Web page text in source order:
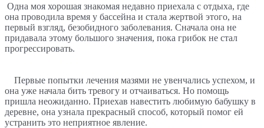
Одна моя хорошая знакомая недавно приехала с отдыха, где
она проводила время у бассейна и стала жертвой этого, на
первый взгляд, безобидного заболевания. Сначала она не
придавала этому большого значения, пока грибок не стал
прогрессировать.
   Первые попытки лечения мазями не увенчались успехом, и
она уже начала бить тревогу и отчаиваться. Но помощь
пришла неожиданно. Приехав навестить любимую бабушку в
деревне, она узнала прекрасный способ, который помог ей
устранить это неприятное явление.